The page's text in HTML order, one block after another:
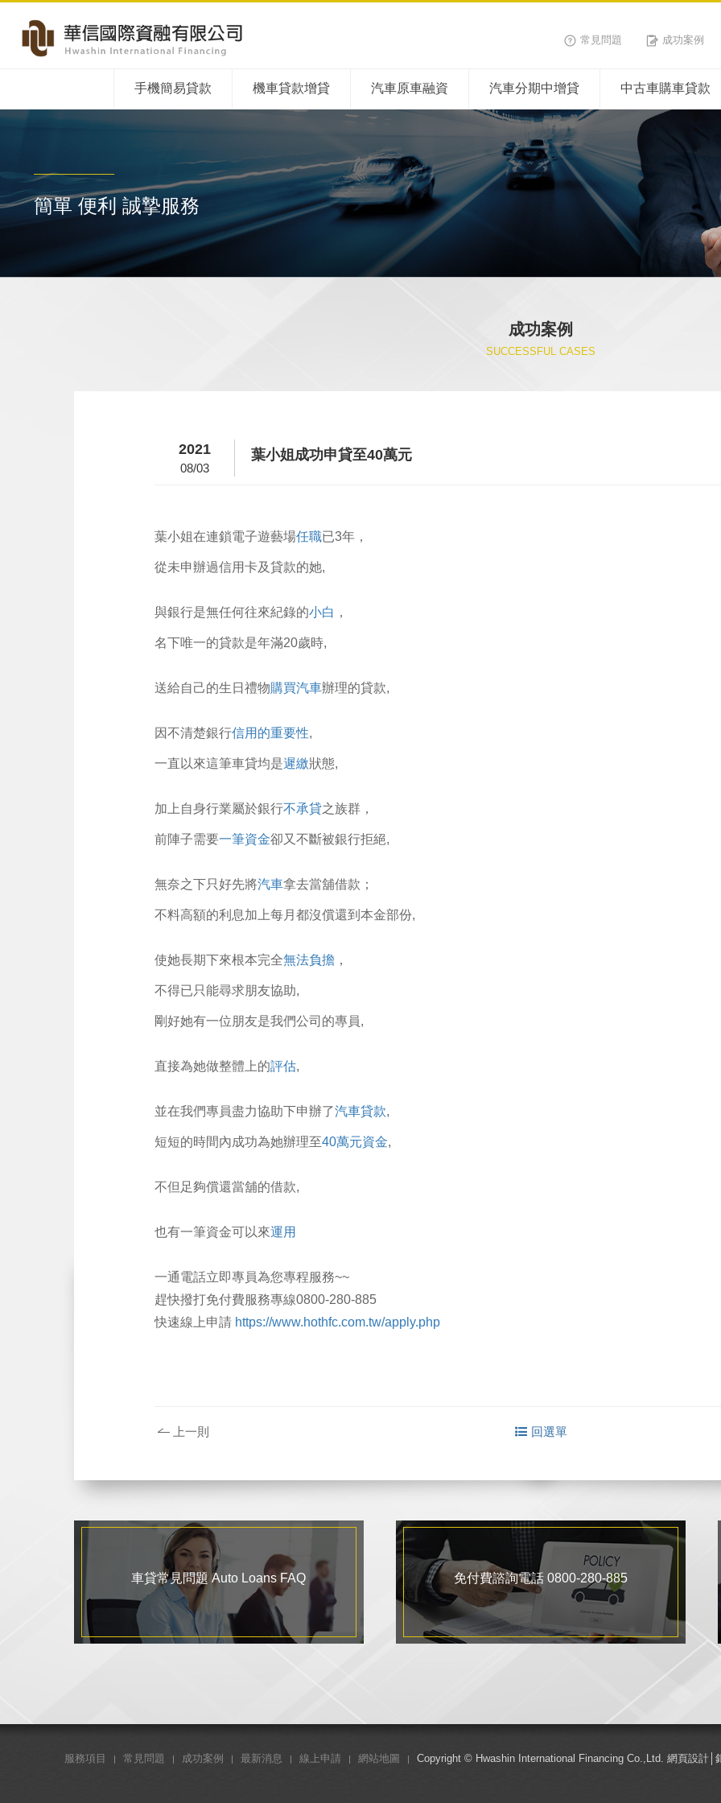
常見問題 成功案例
手機簡易貸款 機車貸款增貸 汽車原車融資 汽車分期中增貸 中古車購車貸款
簡單 便利 誠摯服務
成功案例
SUCCESSFUL CASES
2021
08/03
葉小姐成功申貸至40萬元
葉小姐在連鎖電子遊藝場任職已3年，
從未申辦過信用卡及貸款的她,
與銀行是無任何往來紀錄的小白 ，
名下唯一的貸款是年滿20歲時,
送給自己的生日禮物購買汽車辦理的貸款,
因不清楚銀行信用的重要性,
一直以來這筆車貸均是遲繳狀態,
加上自身行業屬於銀行不承貸之族群，
前陣子需要一筆資金卻又不斷被銀行拒絕,
無奈之下只好先將汽車拿去當舖借款；
不料高額的利息加上每月都沒償還到本金部份,
使她長期下來根本完全無法負擔 ，
不得已只能尋求朋友協助,
剛好她有一位朋友是我們公司的專員,
直接為她做整體上的評估,
並在我們專員盡力協助下申辦了汽車貸款,
短短的時間內成功為她辦理至40萬元資金,
不但足夠償還當舖的借款,
也有一筆資金可以來運用
一通電話立即專員為您專程服務~~
趕快撥打免付費服務專線0800-280-885
快速線上申請 https://www.hothfc.com.tw/apply.php
上一則 回選單
車貸常見問題 Auto Loans FAQ 免付費諮詢電話 0800-280-885
服務項目 常見問題 成功案例 最新消息 線上申請 網站地圖 Copyright © Hwashin International Financing Co.,Ltd. 網頁設計│